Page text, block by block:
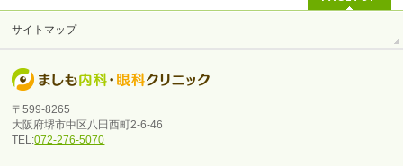
サイトマップ
〒599-8265
大阪府堺市中区八田西町2-6-46
TEL:072-276-5070